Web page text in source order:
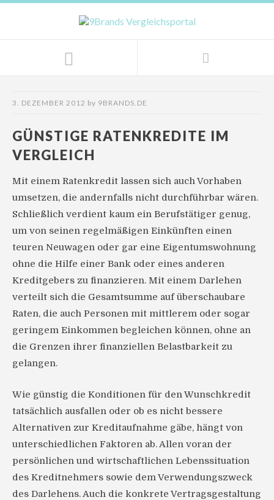
3. DEZEMBER 2012 by 9BRANDS.DE
GÜNSTIGE RATENKREDITE IM
VERGLEICH
Mit einem Ratenkredit lassen sich auch Vorhaben
umsetzen, die andernfalls nicht durchführbar wären.
Schließlich verdient kaum ein Berufstätiger genug,
um von seinen regelmäßigen Einkünften einen
teuren Neuwagen oder gar eine Eigentumswohnung
ohne die Hilfe einer Bank oder eines anderen
Kreditgebers zu finanzieren. Mit einem Darlehen
verteilt sich die Gesamtsumme auf überschaubare
Raten, die auch Personen mit mittlerem oder sogar
geringem Einkommen begleichen können, ohne an
die Grenzen ihrer finanziellen Belastbarkeit zu
gelangen.
Wie günstig die Konditionen für den Wunschkredit
tatsächlich ausfallen oder ob es nicht bessere
Alternativen zur Kreditaufnahme gäbe, hängt von
unterschiedlichen Faktoren ab. Allen voran der
persönlichen und wirtschaftlichen Lebenssituation
des Kreditnehmers sowie dem Verwendungszweck
des Darlehens. Auch die konkrete Vertragsgestaltung